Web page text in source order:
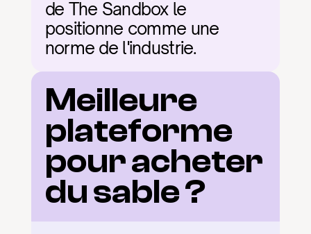
de The Sandbox le
positionne comme une
norme de l'industrie.
Meilleure
plateforme
pour acheter
du sable ?